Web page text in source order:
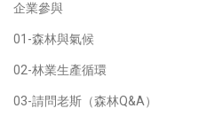
企業參與
01-森林與氣候
02-林業生產循環
03-請問老斯（森林Q&A）